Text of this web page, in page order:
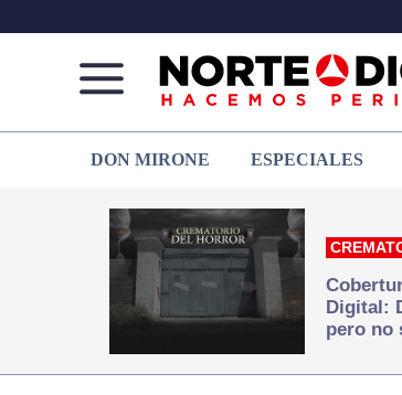
de
Juárez
que
hacemos periodismo
DON MIRONE ESPECIALES
Digital:
pero no